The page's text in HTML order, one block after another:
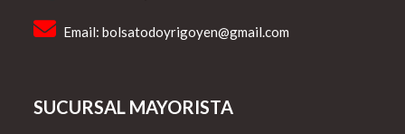
Email:bolsatodoyrigoyen@gmail.com
SUCURSAL MAYORISTA